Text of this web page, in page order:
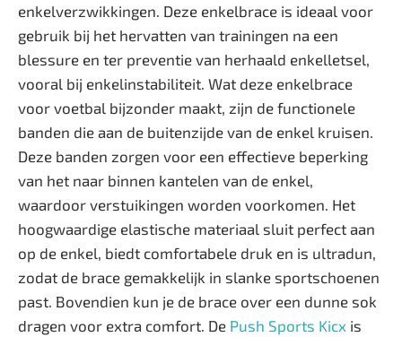
enkelverzwikkingen. Deze enkelbrace is ideaal voor
gebruik bij het hervatten van trainingen na een
blessure en ter preventie van herhaald enkelletsel,
vooral bij enkelinstabiliteit. Wat deze enkelbrace
voor voetbal bijzonder maakt, zijn de functionele
banden die aan de buitenzijde van de enkel kruisen.
Deze banden zorgen voor een effectieve beperking
van het naar binnen kantelen van de enkel,
waardoor verstuikingen worden voorkomen. Het
hoogwaardige elastische materiaal sluit perfect aan
op de enkel, biedt comfortabele druk en is ultradun,
zodat de brace gemakkelijk in slanke sportschoenen
past. Bovendien kun je de brace over een dunne sok
dragen voor extra comfort. De Push Sports Kicx is